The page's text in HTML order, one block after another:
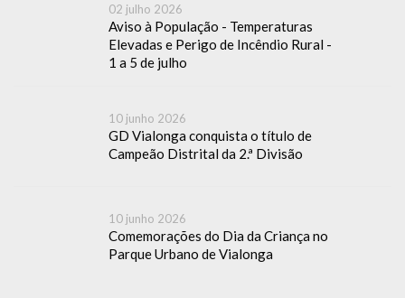
02 julho 2026
Aviso à População - Temperaturas
Elevadas e Perigo de Incêndio Rural -
1 a 5 de julho
10 junho 2026
GD Vialonga conquista o título de
Campeão Distrital da 2.ª Divisão
10 junho 2026
Comemorações do Dia da Criança no
Parque Urbano de Vialonga